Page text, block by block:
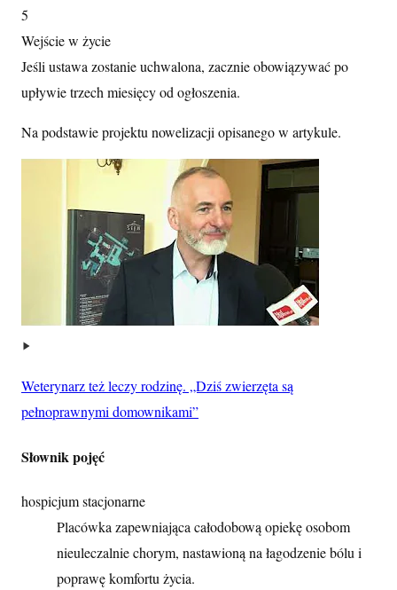
5
Wejście w życie
Jeśli ustawa zostanie uchwalona, zacznie obowiązywać po
upływie trzech miesięcy od ogłoszenia.
Na podstawie projektu nowelizacji opisanego w artykule.
Weterynarz też leczy rodzinę. „Dziś zwierzęta są
pełnoprawnymi domownikami”
Słownik pojęć
hospicjum stacjonarne
Placówka zapewniająca całodobową opiekę osobom
nieuleczalnie chorym, nastawioną na łagodzenie bólu i
poprawę komfortu życia.